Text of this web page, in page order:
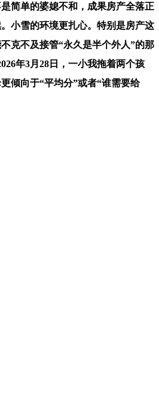
简单的婆媳不和，成果房产全落正
小雪的环境更扎心。特别是房产这
克不及接管“永久是半个外人”的那
年3月28日，一小我拖着两个孩
倾向于“平均分”或者“谁需要给